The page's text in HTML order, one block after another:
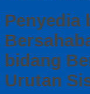
Penyedia
bidang
Urutan